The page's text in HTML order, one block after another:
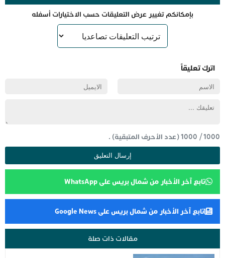
بإمكانكم تغيير عرض التعليقات حسب الاختيارات أسفله
اترك تعليقاً
1000
/
1000(عدد الأحرف المتبقية) .
تابع آخر الأخبار من شمال بريس على WhatsApp
تابع آخر الأخبار من شمال بريس على Google News
مقالات ذات صلة